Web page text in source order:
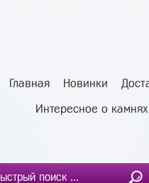
Главная Новинки
Интересное о камнях